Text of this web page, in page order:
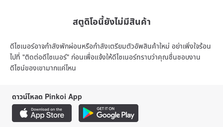
สตูดิโอนี้ยังไม่มีสินค้า
ดีไซเนอร์อาจกำลังพักผ่อนหรือกำลังเตรียมตัวอัพสินค้าใหม่ อย่าเพิ่งใจร้อน
ไปที่ "ติดต่อดีไซเนอร์" ก่อนเพื่อแจ้งให้ดีไซเนอร์ทราบว่าคุณชื่นชอบงาน
ดีไซน์ของเขามากแค่ไหน
ดาวน์โหลด Pinkoi App